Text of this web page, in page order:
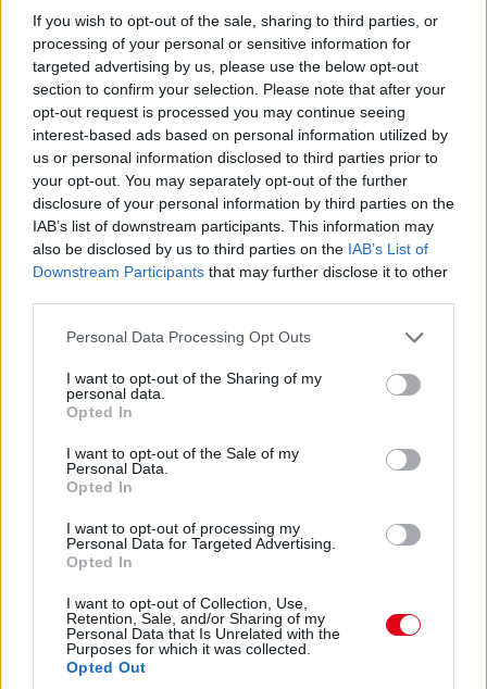
If you wish to opt-out of the sale, sharing to third parties, or
processing of your personal or sensitive information for
targeted advertising by us, please use the below opt-out
section to confirm your selection. Please note that after your
opt-out request is processed you may continue seeing
interest-based ads based on personal information utilized by
us or personal information disclosed to third parties prior to
your opt-out. You may separately opt-out of the further
disclosure of your personal information by third parties on the
IAB’s list of downstream participants. This information may
also be disclosed by us to third parties on the IAB’s List of
Downstream Participants that may further disclose it to other
Please note that this website/app uses one or more Google
not limited to your visit or usage behaviour. You may click to
grant or deny consent to Google and its third-party tags to
use your data for below specified purposes in below Google
consent section.
Personal Data Processing Opt Outs
I want to opt-out of the Sharing of my
personal data.
Opted In
I want to opt-out of the Sale of my
Personal Data.
Opted In
I want to opt-out of processing my
Personal Data for Targeted Advertising.
Opted In
I want to opt-out of Collection, Use,
Retention, Sale, and/or Sharing of my
Personal Data that Is Unrelated with the
Purposes for which it was collected.
Opted Out
akár pozícióba is kerülhet, hiszen mintegy 6-7 másodpercet
eldobott. Persze hány olyan Le Mans volt a történelemben,
ahol 6-7 másodperc számított egy dobogós helyen...? Kevés.
15:29
Giovinazzi 42-vel vezet Kubica előtt, és jöhet majd
egy rövid utolsó kiállásra mindjárt.
15:29
Na nézzük, mi a helyet: Kubica 10 másodperccel
Itt a dráma! A turbópékek kapnak egy áthajtásos
büntetést, és ezzel valószínűleg bukják a győzelmet! Yelloly
gyorshajtása nagyon sokba kerül. Massonék, a VDS Panis
meg fogja nyerni a kategóriát.
Kulcsfontosságú pillanat: egy körrel Kubica után
bokszban a #6-os és bokszban az #50-es! Mindkettő tankolt,
Kubica viszont előttük frissebb gumin!